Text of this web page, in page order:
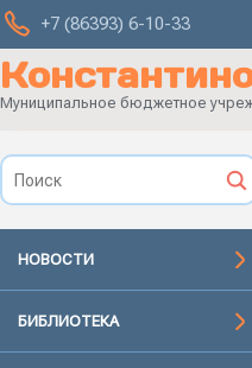
+7 (86393) 6-10-33
Муниципальное бюджетное
НОВОСТИ
БИБЛИОТЕКА